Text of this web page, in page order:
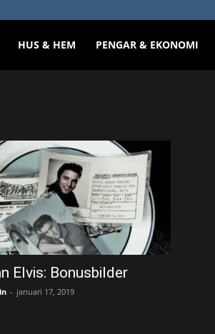
HUS & HEM PENGAR & EKONOMI
Elvis: Bonusbilder
- januari 17, 2019